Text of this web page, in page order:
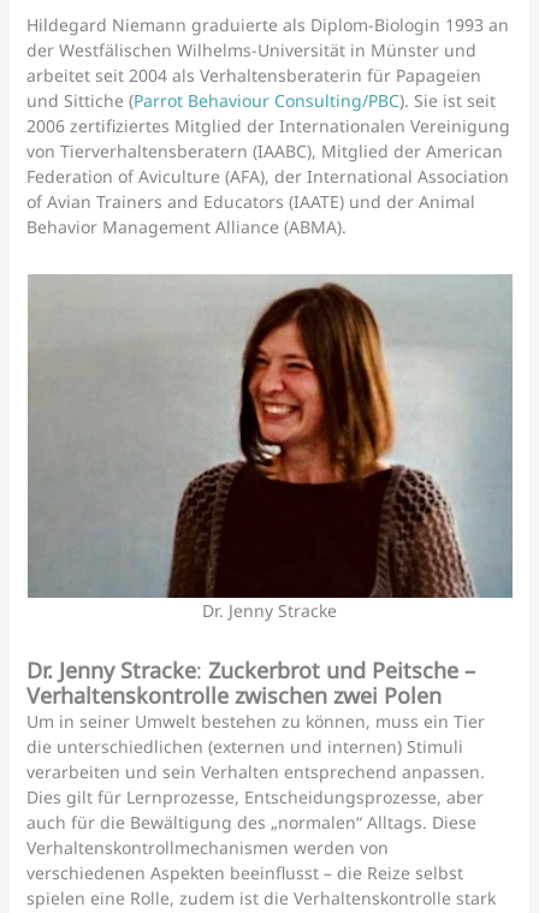
Hildegard Niemann graduierte als Diplom-Biologin 1993 an
der Westfälischen Wilhelms-Universität in Münster und
arbeitet seit 2004 als Verhaltensberaterin für Papageien
und Sittiche (Parrot Behaviour Consulting/PBC). Sie ist seit
2006 zertifiziertes Mitglied der Internationalen Vereinigung
von Tierverhaltensberatern (IAABC), Mitglied der American
Federation of Aviculture (AFA), der International Association
of Avian Trainers and Educators (IAATE) und der Animal
Behavior Management Alliance (ABMA).
Dr. Jenny Stracke
Dr. Jenny Stracke:Zuckerbrot und Peitsche –
Verhaltenskontrolle zwischen zwei Polen
Um in seiner Umwelt bestehen zu können, muss ein Tier
die unterschiedlichen (externen und internen) Stimuli
verarbeiten und sein Verhalten entsprechend anpassen.
Dies gilt für Lernprozesse, Entscheidungsprozesse, aber
auch für die Bewältigung des „normalen“ Alltags. Diese
Verhaltenskontrollmechanismen werden von
verschiedenen Aspekten beeinflusst – die Reize selbst
spielen eine Rolle, zudem ist die Verhaltenskontrolle stark